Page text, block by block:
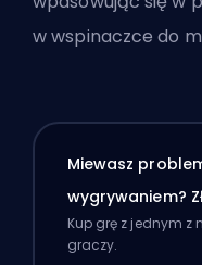
w wspinaczce do
Miewasz
wygrywaniem?
Kup grę z jednym z
graczy.